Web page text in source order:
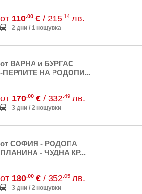
от 110.00 € / 215 .14 лв.
2 дни / 1 нощувка
от ВАРНА и БУРГАС
-ПЕРЛИТЕ НА РОДОПИ...
от 170.00 € / 332 .49 лв.
3 дни / 2 нощувки
от СОФИЯ - РОДОПА
ПЛАНИНА - ЧУДНА КР...
от 180.00 € / 352 .05 лв.
3 дни / 2 нощувки